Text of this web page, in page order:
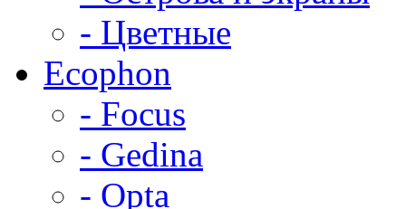
- Цветные
Ecophon
- Focus
- Gedina
- Opta